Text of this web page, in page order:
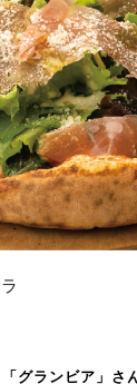
グランビア」さ